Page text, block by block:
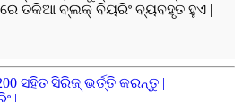
ତକିଆ ବ୍ଲକ୍ ବିୟରିଂ ବ୍ୟବହୃତ ହୁଏ |
ସହିତ ସିରିଜ୍ ଭର୍ତ୍ତି କରନ୍ତୁ |